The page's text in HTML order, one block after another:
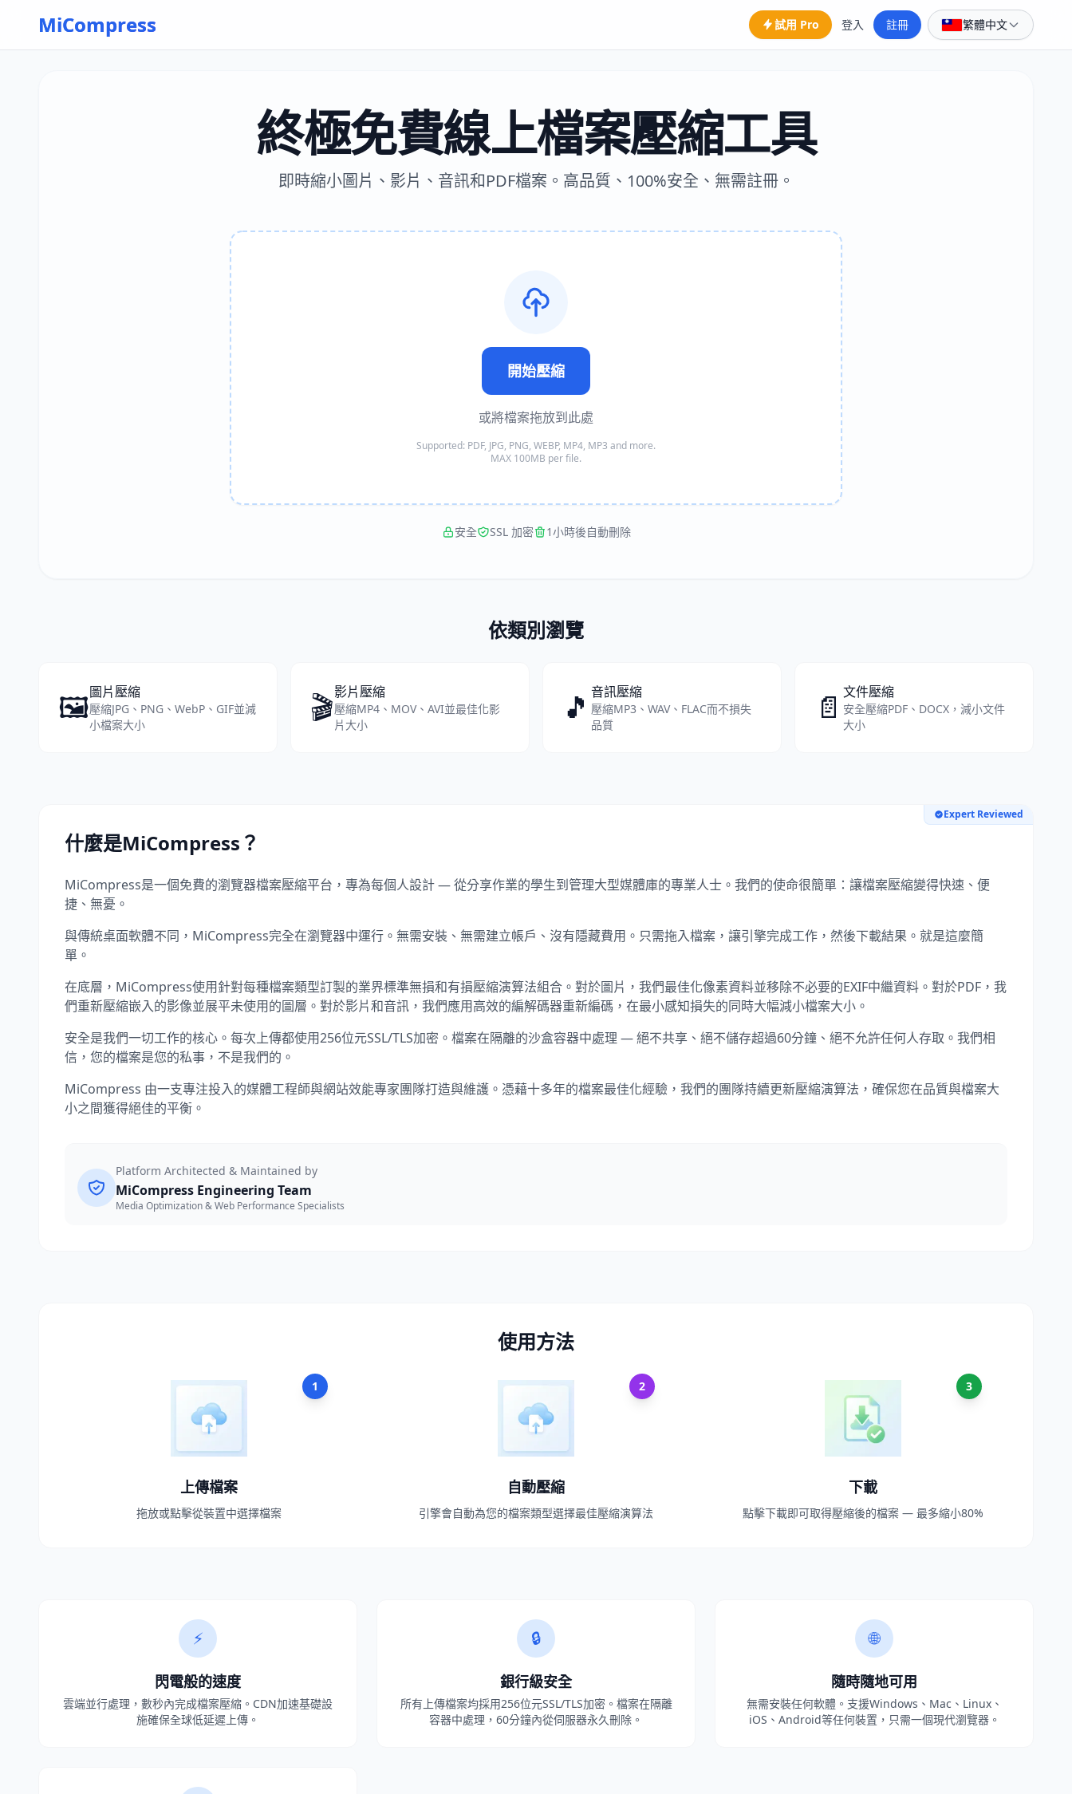
Skip to main content
MiCompress 試用 Pro 登入 註冊 繁體中文
終極免費線上檔案壓縮工具
即時縮小圖片、影片、音訊和PDF檔案。高品質、100%安全、無需註冊。
開始壓縮
或將檔案拖放到此處
Supported: PDF, JPG, PNG, WEBP, MP4, MP3 and more.
MAX 100MB per file.
安全 SSL 加密 1小時後自動刪除
依類別瀏覽
🖼️圖片壓縮
壓縮JPG、PNG、WebP、GIF並減
小檔案大小
🎬影片壓縮
壓縮MP4、MOV、AVI並最佳化影
片大小
🎵 音訊壓縮
壓縮MP3、WAV、FLAC而不損失
品質
📄 文件壓縮
安全壓縮PDF、DOCX，減小文件
大小
Expert Reviewed
什麼是MiCompress？
MiCompress是一個免費的瀏覽器檔案壓縮平台，專為每個人設計 — 從分享作業的學生到管理大型媒體庫的專業人士。我們的使命很簡單：讓檔案壓縮變得快速、便
捷、無憂。
與傳統桌面軟體不同，MiCompress完全在瀏覽器中運行。無需安裝、無需建立帳戶、沒有隱藏費用。只需拖入檔案，讓引擎完成工作，然後下載結果。就是這麼簡
單。
在底層，MiCompress使用針對每種檔案類型訂製的業界標準無損和有損壓縮演算法組合。對於圖片，我們最佳化像素資料並移除不必要的EXIF中繼資料。對於PDF，我
們重新壓縮嵌入的影像並展平未使用的圖層。對於影片和音訊，我們應用高效的編解碼器重新編碼，在最小感知損失的同時大幅減小檔案大小。
安全是我們一切工作的核心。每次上傳都使用256位元SSL/TLS加密。檔案在隔離的沙盒容器中處理 — 絕不共享、絕不儲存超過60分鐘、絕不允許任何人存取。我們相
信，您的檔案是您的私事，不是我們的。
MiCompress 由一支專注投入的媒體工程師與網站效能專家團隊打造與維護。憑藉十多年的檔案最佳化經驗，我們的團隊持續更新壓縮演算法，確保您在品質與檔案大
小之間獲得絕佳的平衡。
Platform Architected & Maintained by
MiCompress Engineering Team
Media Optimization & Web Performance Specialists
使用方法
1
上傳檔案
拖放或點擊從裝置中選擇檔案
2
自動壓縮
引擎會自動為您的檔案類型選擇最佳壓縮演算法
3
下載
點擊下載即可取得壓縮後的檔案 — 最多縮小80%
⚡
閃電般的速度
雲端並行處理，數秒內完成檔案壓縮。CDN加速基礎設
施確保全球低延遲上傳。
🔒
銀行級安全
所有上傳檔案均採用256位元SSL/TLS加密。檔案在隔離
容器中處理，60分鐘內從伺服器永久刪除。
🌐
隨時隨地可用
無需安裝任何軟體。支援Windows、Mac、Linux、
iOS、Android等任何裝置，只需一個現代瀏覽器。